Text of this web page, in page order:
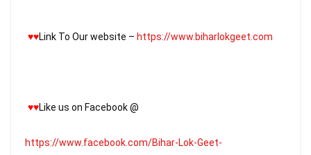
♥♥Link To Our website – https://www.biharlokgeet.com
♥♥
https://www.facebook.com/Bihar-Lok-Geet-